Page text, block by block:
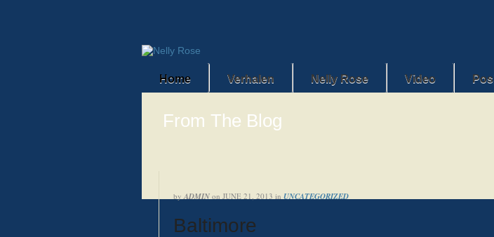
Home Verhalen Nelly Rose Video
From The Blog
by ADMIN on JUNE 21, 2013 in UNCATEGORIZED
Baltimore